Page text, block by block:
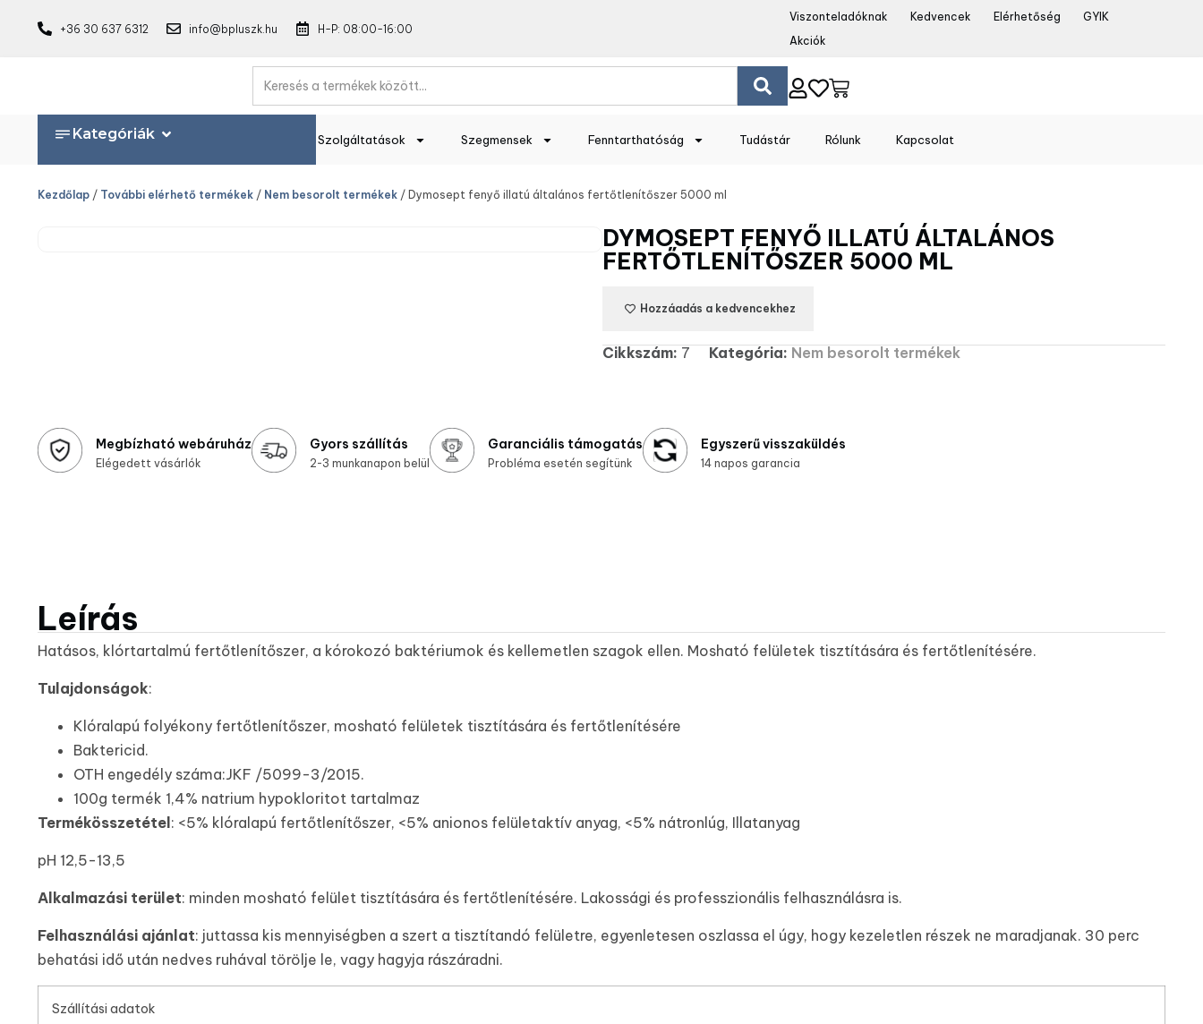
+36 30 637 6312 info@bpluszk.hu H-P: 08:00-16:00
Viszonteladóknak Kedvencek Elérhetőség
GYIK
Akciók
Kategóriák Szolgáltatások Szegmensek Fenntarthatóság Tudástár Rólunk Kapcsolat
Kezdőlap / További elérhető termékek / Nem besorolt termékek / Dymosept fenyő illatú általános fertőtlenítőszer 5000 ml
DYMOSEPT FENYŐ ILLATÚ ÁLTALÁNOS
FERTŐTLENÍTŐSZER 5000 ML
Hozzáadás a kedvencekhez
Cikkszám: 7 Kategória: Nem besorolt termékek
Megbízható webáruház
Elégedett vásárlók
Gyors szállítás
2-3 munkanapon belül
Garanciális támogatás
Probléma esetén segítünk
Egyszerű visszaküldés
14 napos garancia
Leírás
Hatásos, klórtartalmú fertőtlenítőszer, a kórokozó baktériumok és kellemetlen szagok ellen. Mosható felületek tisztítására és fertőtlenítésére.
Tulajdonságok:
Klóralapú folyékony fertőtlenítőszer, mosható felületek tisztítására és fertőtlenítésére
Baktericid.
OTH engedély száma:JKF /5099-3/2015.
100g termék 1,4% natrium hypokloritot tartalmaz
Termékösszetétel : <5% klóralapú fertőtlenítőszer, <5% anionos felületaktív anyag, <5% nátronlúg, Illatanyag
pH 12,5-13,5
Alkalmazási terület: minden mosható felület tisztítására és fertőtlenítésére. Lakossági és professzionális felhasználásra is.
Felhasználási ajánlat: juttassa kis mennyiségben a szert a tisztítandó felületre, egyenletesen oszlassa el úgy, hogy kezeletlen részek ne maradjanak. 30 perc
behatási idő után nedves ruhával törölje le, vagy hagyja rászáradni.
Szállítási adatok